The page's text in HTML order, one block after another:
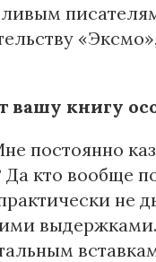
вашу книгу
постоянно
Да кто вообще